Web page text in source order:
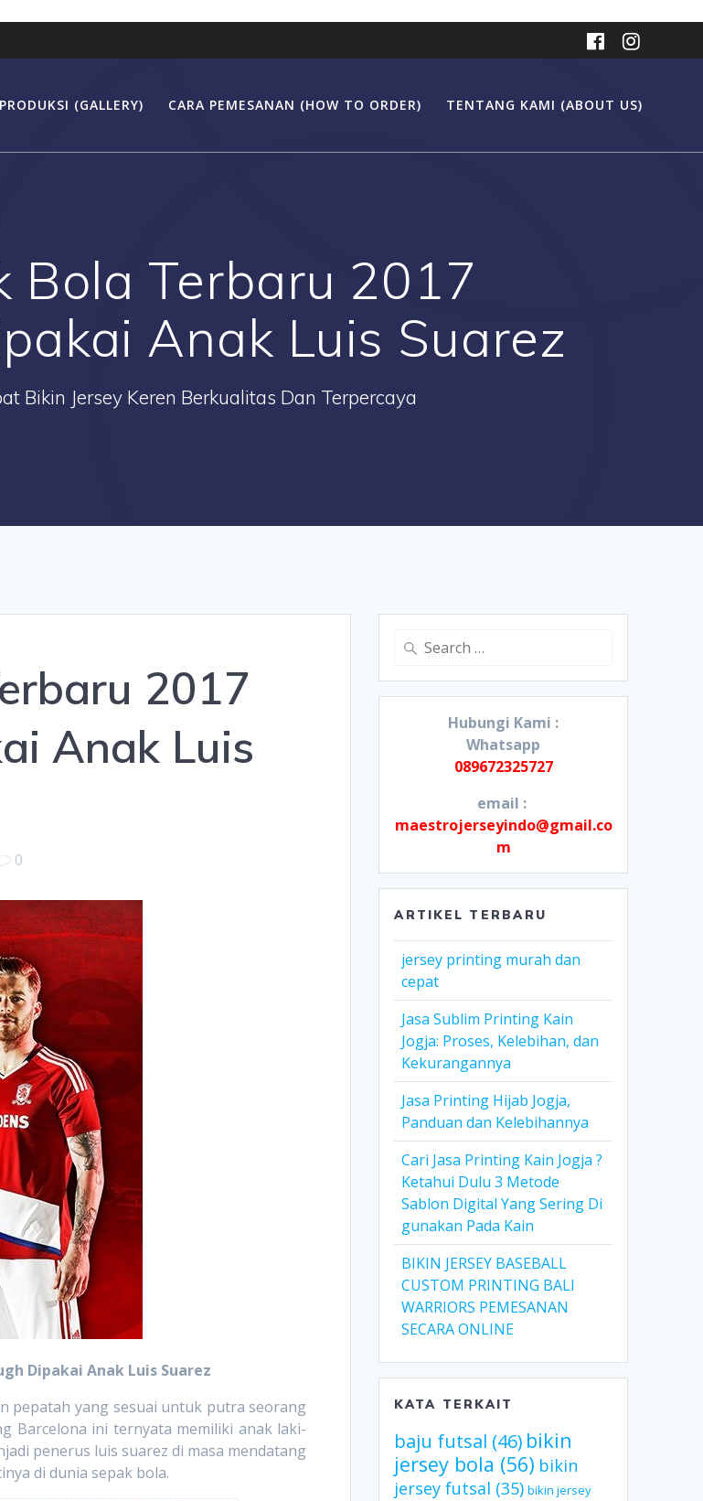
(GALLERY) CARA PEMESANAN (HOW TO ORDER) TENTANG KAMI (ABOUT US)
Bola Terbaru 2017
Anak Luis Suarez
Bikin Jersey Keren Berkualitas Dan Terpercaya
2017
Anak Luis
0
Dipakai Anak Luis Suarez
yang sesuai untuk putra seorang
Barcelona ini ternyata memiliki anak laki-
penerus luis suarez di masa mendatang
di dunia sepak bola.
Search
Hubungi Kami :
Whatsapp
089672325727
email :
maestrojerseyindo@gmail.co
m
ARTIKEL TERBARU
jersey printing murah dan
cepat
Jasa Sublim Printing Kain
Jogja: Proses, Kelebihan, dan
Kekurangannya
Jasa Printing Hijab Jogja,
Panduan dan Kelebihannya
Cari Jasa Printing Kain Jogja ?
Ketahui Dulu 3 Metode
Sablon Digital Yang Sering Di
gunakan Pada Kain
BIKIN JERSEY BASEBALL
CUSTOM PRINTING BALI
WARRIORS PEMESANAN
SECARA ONLINE
KATA TERKAIT
baju futsal (46) bikin
jersey bola (56) bikin
jersey futsal (35) bikin jersey